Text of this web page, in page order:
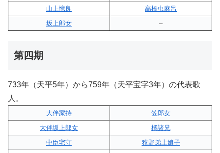
山上憶良
高橋虫麻呂
坂上郎女
–
第四期
733年（天平5年）から759年（天平宝字3年）の代表歌
人。
大伴家持
笠郎女
大伴坂上郎女
橘諸兄
中臣宅守
狭野弟上娘子